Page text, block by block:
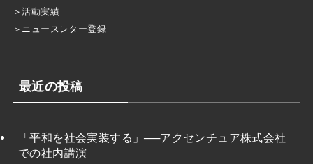
＞活動実績
＞ ニュースレター登録
最近の投稿
「平和を社会実装する」──アクセンチュア株式会社
での社内講演